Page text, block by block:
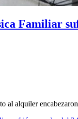
Familiar
al alquiler